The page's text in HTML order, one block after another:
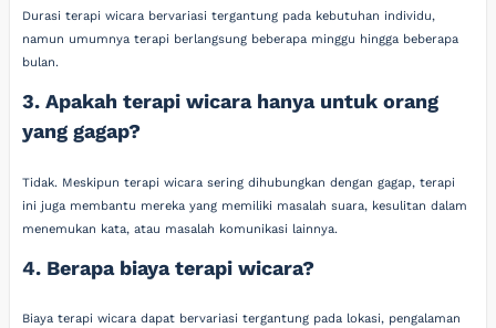
Durasi terapi wicara bervariasi tergantung pada kebutuhan individu,
namun umumnya terapi berlangsung beberapa minggu hingga beberapa
bulan.
3. Apakah terapi wicara hanya untuk orang
yang gagap?
Tidak. Meskipun terapi wicara sering dihubungkan dengan gagap, terapi
ini juga membantu mereka yang memiliki masalah suara, kesulitan dalam
menemukan kata, atau masalah komunikasi lainnya.
4. Berapa biaya terapi wicara?
Biaya terapi wicara dapat bervariasi tergantung pada lokasi, pengalaman